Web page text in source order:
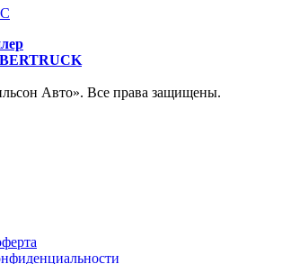
Авто». Все права защищены.